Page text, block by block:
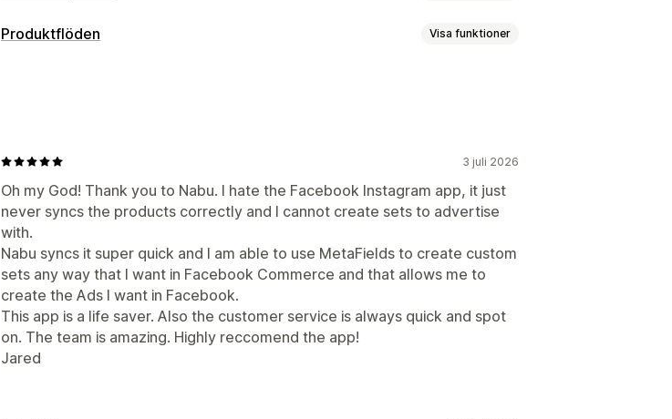
Hantering av listning
Produktflöden Visa funktioner
Flödeshantering
Produktsynkronisering Massredigering Uppdateringar i realtid
Felvalidering Produktval Lagersupport Flödesoptimering
3 juli 2026
Oh my God! Thank you to Nabu. I hate the Facebook Instagram app, it just
never syncs the products correctly and I cannot create sets to advertise
with.
Nabu syncs it super quick and I am able to use MetaFields to create custom
sets any way that I want in Facebook Commerce and that allows me to
create the Ads I want in Facebook.
This app is a life saver. Also the customer service is always quick and spot
on. The team is amazing. Highly reccomend the app!
Jared